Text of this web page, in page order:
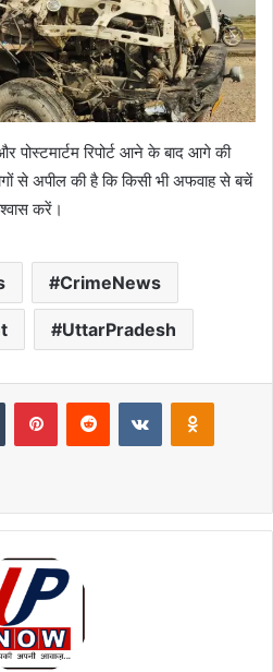
पोस्टमार्टम रिपोर्ट आने के बाद आगे की
से अपील की है कि किसी भी अफवाह से बचें
करें।
CrimeNews
UttarPradesh
Tumblr PinterestReddit VKontakte